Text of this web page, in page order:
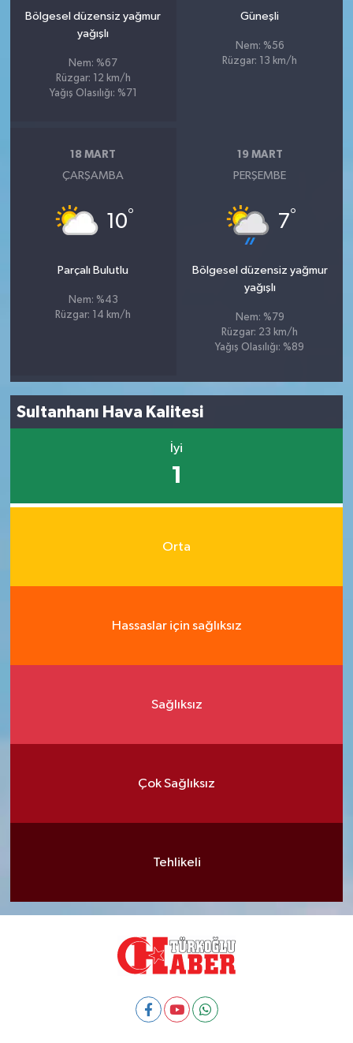
Bölgesel düzensiz yağmur
yağışlı
Nem: %67
Rüzgar: 12 km/h
Yağış Olasılığı: %71
Güneşli
Nem: %56
Rüzgar: 13 km/h
18 MART
ÇARŞAMBA
10°
Parçalı Bulutlu
Nem: %43
Rüzgar: 14 km/h
19 MART
PERŞEMBE
7°
Bölgesel düzensiz yağmur
yağışlı
Nem: %79
Rüzgar: 23 km/h
Yağış Olasılığı: %89
Sultanhanı Hava Kalitesi
İyi
1
Orta
Hassaslar için sağlıksız
Sağlıksız
Çok Sağlıksız
Tehlikeli